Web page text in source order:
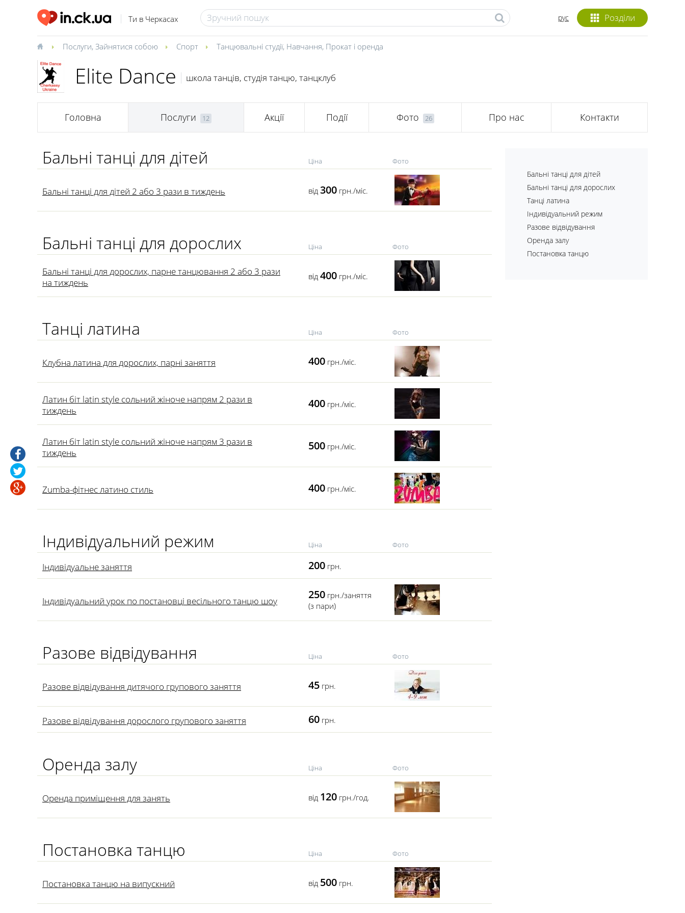
Ти в Черкасах Розділи
рус
Послуги, Зайнятися собою Спорт Танцювальні студії, Навчання, Прокат і оренда
Elite Dance школа танців, студія танцю, танцклуб
Головна Послуги 12 Акції Події Фото 26 Про нас Контакти
Бальні танці для дітей Ціна Фото
Бальні танці для дітей 2 або 3 рази в тиждень від 300 грн./міс.
Бальні танці для дорослих Ціна Фото
Бальні танці для дорослих, парне танцювання 2 або 3 рази
на тиждень
від 400 грн./міс.
Танці латина Ціна Фото
Клубна латина для дорослих, парні заняття 400 грн./міс.
Латин біт latin style сольний жіноче напрям 2 рази в
тиждень
400 грн./міс.
Латин біт latin style сольний жіноче напрям 3 рази в
тиждень
500 грн./міс.
Zumba-фітнес латино стиль 400 грн./міс.
Індивідуальний режим Ціна Фото
Індивідуальне заняття 200 грн.
Індивідуальний урок по постановці весільного танцю шоу 250 грн./заняття
(з пари)
Разове відвідування Ціна Фото
Разове відвідування дитячого групового заняття 45 грн.
Разове відвідування дорослого групового заняття 60 грн.
Оренда залу Ціна Фото
Оренда приміщення для занять від 120 грн./год.
Постановка танцю Ціна Фото
Постановка танцю на випускний від 500 грн.
Бальні танці для дітей
Бальні танці для дорослих
Танці латина
Індивідуальний режим
Разове відвідування
Оренда залу
Постановка танцю